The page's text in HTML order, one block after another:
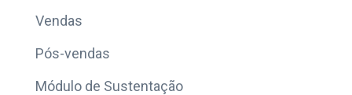
Vendas
Pós-vendas
Módulo de Sustentação